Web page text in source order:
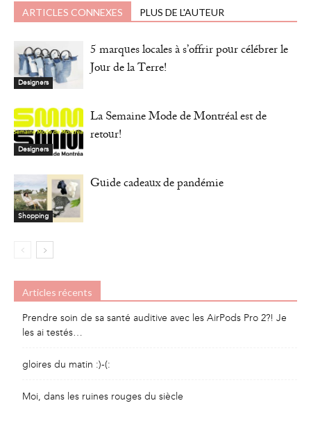
ARTICLES CONNEXES PLUS DE L'AUTEUR
Designers
5 marques locales à s’offrir pour célébrer le
Jour de la Terre!
Designers
La Semaine Mode de Montréal est de
retour!
Shopping
Guide cadeaux de pandémie
Articles récents
Prendre soin de sa santé auditive avec les AirPods Pro 2?! Je
les ai testés…
gloires du matin :)-(:
Moi, dans les ruines rouges du siècle